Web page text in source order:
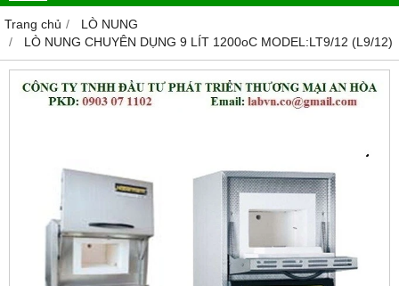
Trang chủ
LÒ NUNG
LÒ NUNG CHUYÊN DỤNG 9 LÍT 1200oC MODEL:LT9/12 (L9/12)